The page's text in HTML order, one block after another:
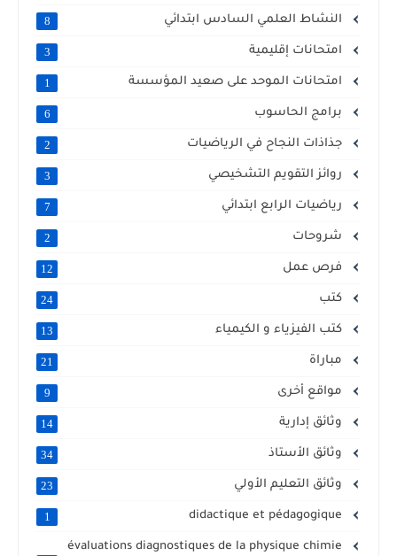
النشاط العلمي السادس ابتدائي 8
امتحانات إقليمية 3
امتحانات الموحد على صعيد المؤسسة 1
برامج الحاسوب 6
جذاذات النجاح في الرياضيات 2
روائز التقويم التشخيصي 3
رياضيات الرابع ابتدائي 7
شروحات 2
فرص عمل 12
كتب 24
كتب الفيزياء و الكيمياء 13
مباراة 21
مواقع أخرى 9
وثائق إدارية 14
وثائق الأستاذ 34
وثائق التعليم الأولي 23
1
évaluations diagnostiques de la physique chimie